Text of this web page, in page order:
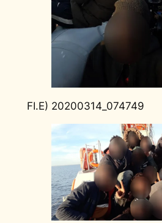
FI.E) 20200314_074749